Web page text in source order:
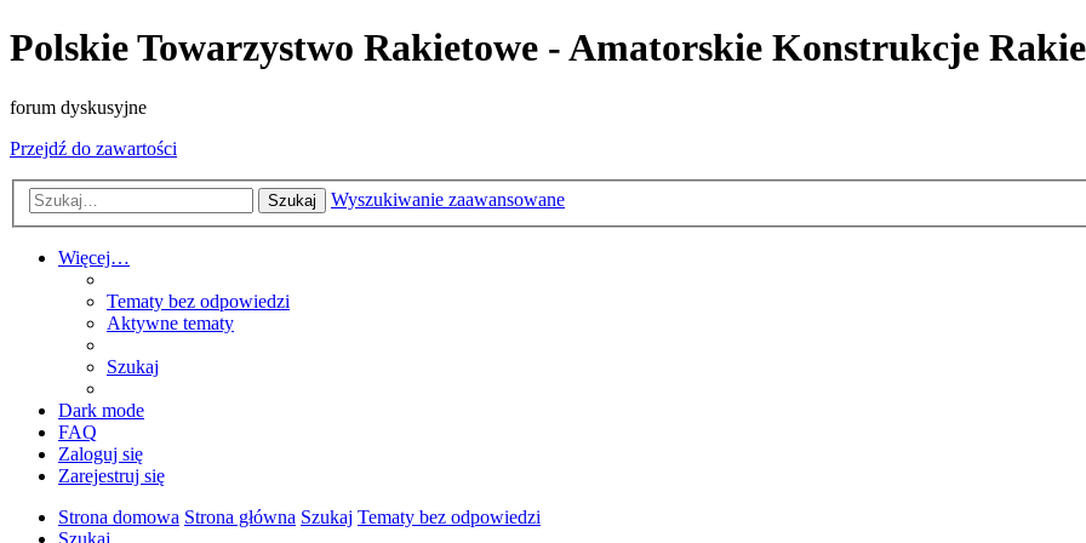
Polskie Towarzystwo Rakietowe - Amatorskie Konstrukcje
forum dyskusyjne
Przejdź do zawartości
Szukaj Wyszukiwanie zaawansowane
Więcej…
Tematy bez odpowiedzi
Aktywne tematy
Szukaj
Dark mode
FAQ
Zaloguj się
Zarejestruj się
Strona domowa Strona główna Szukaj Tematy bez odpowiedzi